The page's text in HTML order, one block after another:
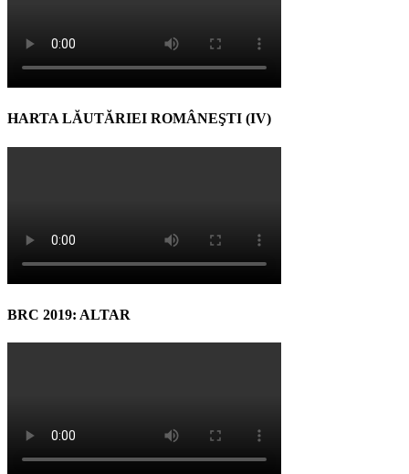
HARTA LĂUTĂRIEI ROMÂNEŞTI (IV)
BRC 2019: ALTAR